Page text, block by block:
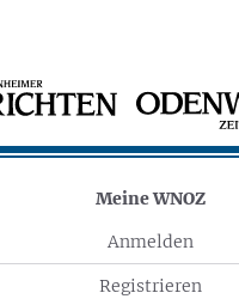
Meine WNOZ
Anmelden
Registrieren